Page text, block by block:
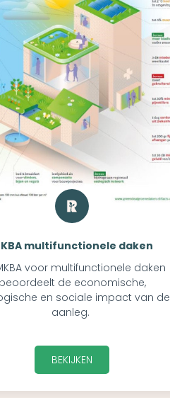
multifunctionele daken
voor multifunctionele daken
beoordeelt de economische,
en sociale impact van de
aanleg.
BEKIJKEN